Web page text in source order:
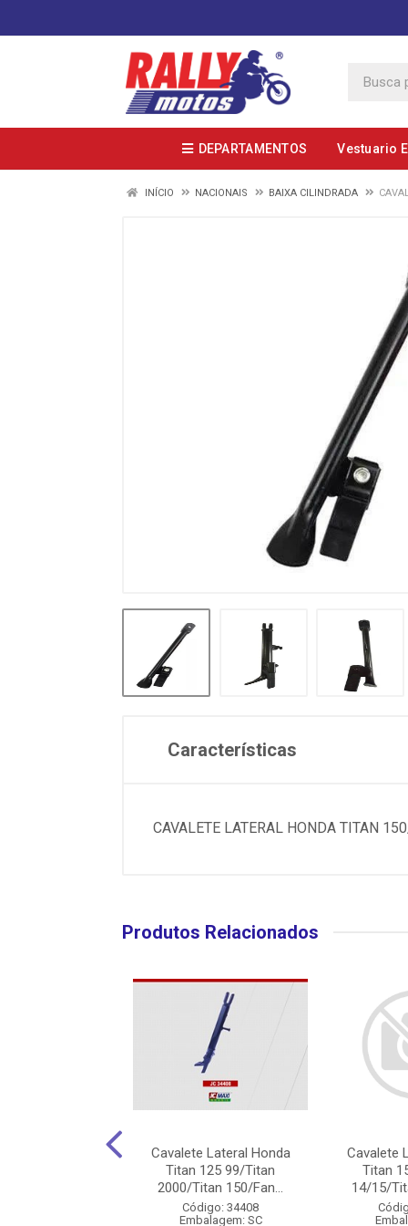
DEPARTAMENTOS Vestuario
INÍCIO NACIONAIS BAIXA CILINDRADA
Características
CAVALETE LATERAL HONDA TITAN
Produtos Relacionados
Cavalete Lateral Honda
Titan 125 99/Titan
2000/Titan 150/Fan...
Código: 34408
Embalagem: SC
Cavalete
Titan
14/15/